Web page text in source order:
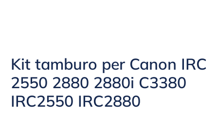
Kit tamburo per Canon IRC
2550 2880 2880i C3380
IRC2550 IRC2880